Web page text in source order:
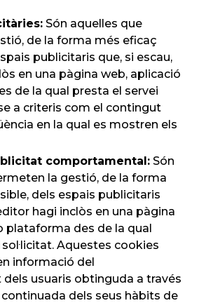
Són aquelles que
de la forma més eficaç
publicitaris que, si escau,
en una pàgina web, aplicació
de la qual presta el servei
a criteris com el contingut
en la qual es mostren els
comportamental: Són
la gestió, de la forma
dels espais publicitaris
hagi inclòs en una pàgina
plataforma des de la qual
Aquestes cookies
informació del
usuaris obtinguda a través
continuada dels seus hàbits de